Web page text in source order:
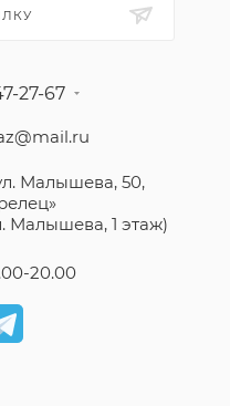
27-67
Малышева, 50,
Малышева, 1 этаж)
20.00